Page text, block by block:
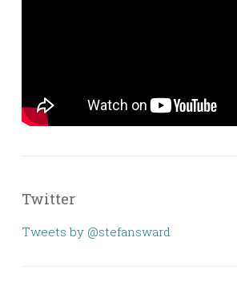
Twitter
Tweets by @stefansward